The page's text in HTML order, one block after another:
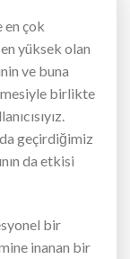
en çok
yüksek olan
ve buna
birlikte
geçirdiğimiz
da etkisi
bir
inanan bir